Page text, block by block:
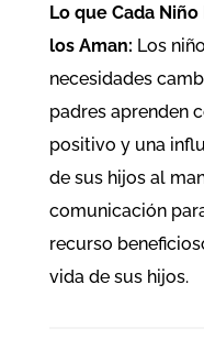
Lo que Cada
los Aman: Los
necesidades
padres aprenden
positivo y una
de sus hijos al
comunicación
recurso
vida de sus hijos.